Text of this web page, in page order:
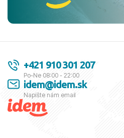
+421 910 301 207
Po-Ne 08:00 - 22:00
idem@idem.sk
Napíšte nám email